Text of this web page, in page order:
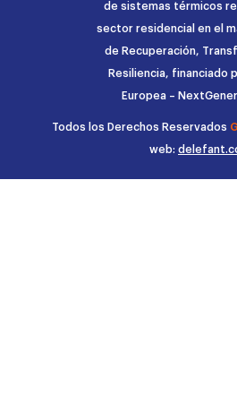
de sistemas térmicos
sector residencial en el
de Recuperación,
Resiliencia, financiado
Europea –
Todos los Derechos Reservados
web: